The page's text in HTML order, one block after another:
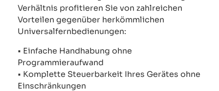
Verhältnis profitieren Sie von zahlreichen
Vorteilen gegenüber herkömmlichen
Universalfernbedienungen:
• Einfache Handhabung ohne
Programmieraufwand
• Komplette Steuerbarkeit Ihres Gerätes ohne
Einschränkungen